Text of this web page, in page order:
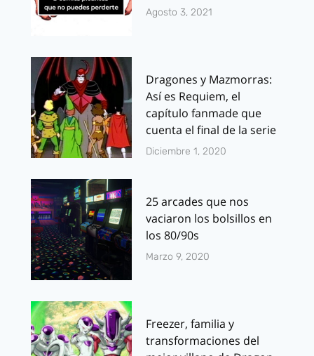
Agosto 3, 2021
Dragones y Mazmorras:
Así es Requiem, el
capítulo fanmade que
cuenta el final de la serie
Diciembre 1, 2020
25 arcades que nos
vaciaron los bolsillos en
los 80/90s
Marzo 9, 2020
Freezer, familia y
transformaciones del